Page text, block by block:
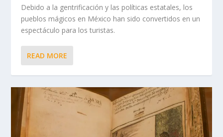
Debido a la gentrificación y las políticas estatales, los
pueblos mágicos en México han sido convertidos en un
espectáculo para los turistas.
READ MORE